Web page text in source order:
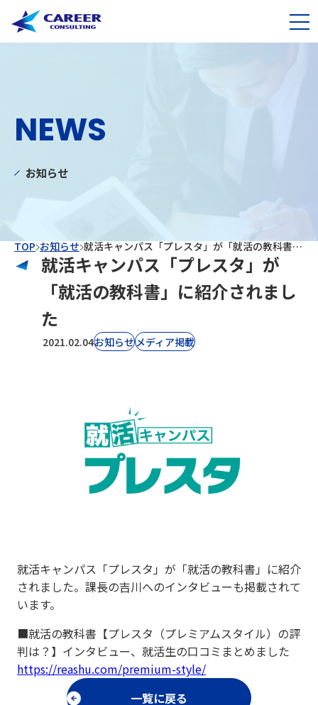
NEWS
お知らせ
TOP お知らせ 就活キャンパス「プレスタ」が「就活の教科書」に紹介されました
就活キャンパス「プレスタ」が
「就活の教科書」に紹介されまし
た
2021.02.04お知らせ⁨⁩メディア掲載
就活キャンパス「プレスタ」が「就活の教科書」に紹介
されました。課長の吉川へのインタビューも掲載されて
います。
■就活の教科書【プレスタ（プレミアムスタイル）の評
判は？】インタビュー、就活生の口コミまとめました
https://reashu.com/premium-style/
一覧に戻る